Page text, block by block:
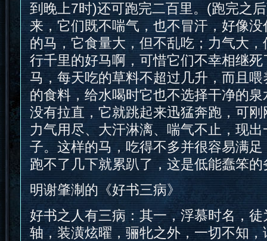
到晚上7时)还可跑完二百里。(跑完之
来，它们既不喘气，也不冒汗，好像
的马，它食量大，但不乱吃；力气大
行千里的好马啊，可惜它们不幸相继
马，每天吃的草料不超过几升，而且
的食料，给水喝时它也不选择干净的
没有拉直，它就跳起来迅猛奔跑，可
力气用尽、大汗淋漓、喘气不止，现
子。这样的马，吃得不多并很容易满
跑不了几下就累趴了，这是低能蠢笨
明谢肇淛的《好书三病》
好书之人有三病：其一，浮慕时名，
轴，装潢炫曜，骊牝之外，一切不知